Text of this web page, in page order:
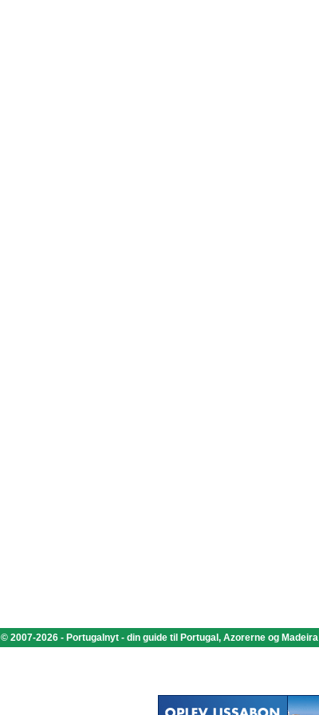
© 2007-2026 - Portugalnyt - din guide til Portugal, Azorerne og Madeira